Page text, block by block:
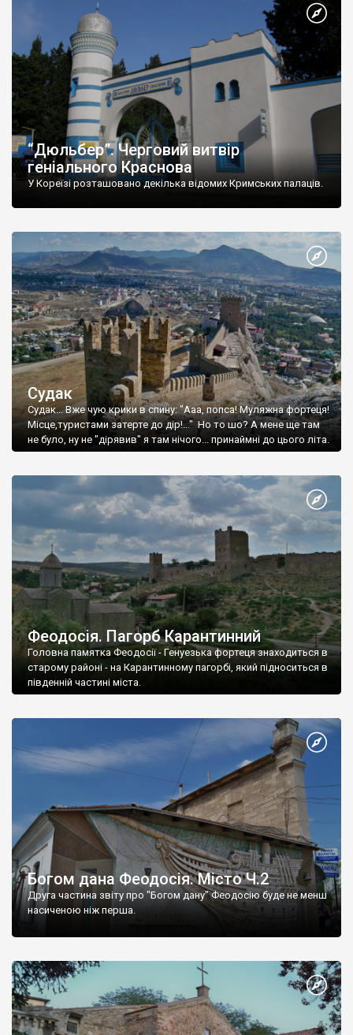
“Дюльбер”. Черговий витвір
геніального Краснова
У Кореїзі розташовано декілька відомих Кримських палаців.
Судак
Судак... Вже чую крики в спину: "Ааа, попса! Муляжна фортеця!
Місце,туристами затерте до дір!..." Но то шо? А мене ще там
не було, ну не "дірявив" я там нічого... принаймні до цього літа.
Феодосія. Пагорб Карантинний
Головна памятка Феодосії - Генуезька фортеця знаходиться в
старому районі - на Карантинному пагорбі, який підноситься в
південній частині міста.
Богом дана Феодосія. Місто Ч.2
Друга частина звіту про "Богом дану" Феодосію буде не менш
насиченою ніж перша.